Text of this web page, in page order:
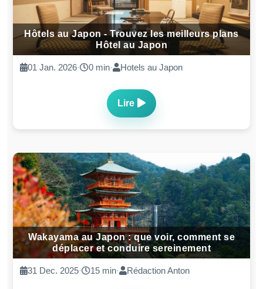
Hôtels au Japon - Trouvez les meilleurs plans
Hôtel au Japon
01 Jan. 2026· 0 min· Hotels au Japon
Lire
Wakayama au Japon : que voir, comment se
déplacer et conduire sereinement
31 Dec. 2025· 15 min· Rédaction Anton